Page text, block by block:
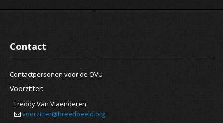
Contact
Contactpersonen voor de OVU
Voorzitter:
Freddy Van Vlaenderen
voorzitter@breedbeeld.org